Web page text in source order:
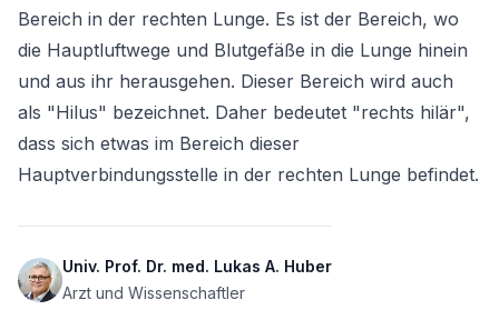
Bereich in der rechten Lunge. Es ist der Bereich, wo
die Hauptluftwege und Blutgefäße in die Lunge hinein
und aus ihr herausgehen. Dieser Bereich wird auch
als "Hilus" bezeichnet. Daher bedeutet "rechts hilär",
dass sich etwas im Bereich dieser
Hauptverbindungsstelle in der rechten Lunge befindet.
Univ. Prof. Dr. med. Lukas A. Huber
Arzt und Wissenschaftler